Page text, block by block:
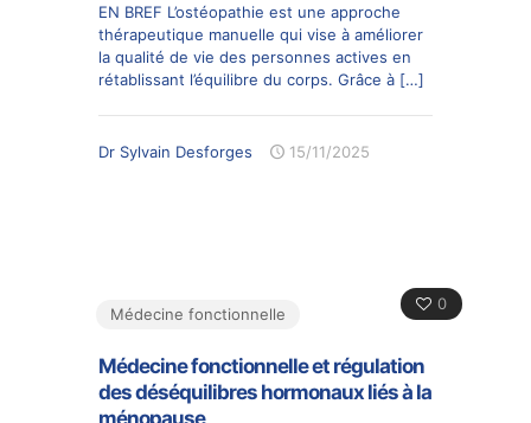
EN BREF L’ostéopathie est une approche
thérapeutique manuelle qui vise à améliorer
la qualité de vie des personnes actives en
rétablissant l’équilibre du corps. Grâce à […]
Dr Sylvain Desforges 15/11/2025
0
Médecine fonctionnelle
Médecine fonctionnelle et régulation
des déséquilibres hormonaux liés à la
ménopause